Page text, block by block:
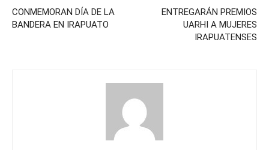
CONMEMORAN DÍA DE LA
BANDERA EN IRAPUATO
ENTREGARÁN PREMIOS
UARHI A MUJERES
IRAPUATENSES